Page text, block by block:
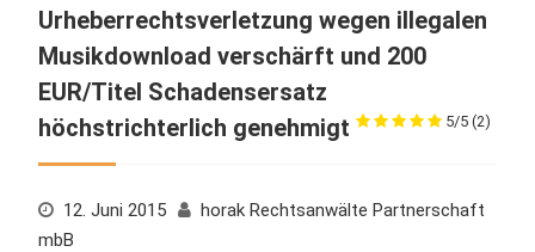
Urheberrechtsverletzung wegen illegalen
Musikdownload verschärft und 200
EUR/Titel Schadensersatz
höchstrichterlich genehmigt
5/5 (2)
12. Juni 2015
horak Rechtsanwälte Partnerschaft
mbB